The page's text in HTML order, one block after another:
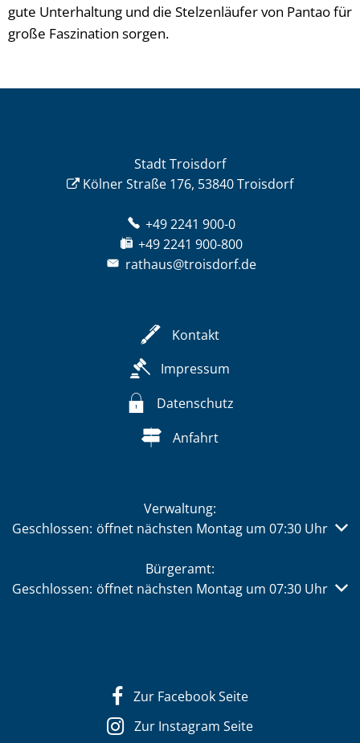
gute Unterhaltung und die Stelzenläufer von Pantao für
große Faszination sorgen.
Stadt Troisdorf
Kölner Straße 176, 53840 Troisdorf
+49 2241 900-0
+49 2241 900-800
rathaus@troisdorf.de
Kontakt
Impressum
Datenschutz
Anfahrt
Verwaltung:
Klicken, um weitere Öffnungs- oder Schließzeiten
Geschlossen: öffnet nächsten Montag um 07:30 Uhr
Bürgeramt:
Klicken, um weitere Öffnungs- oder Schließzeiten
Geschlossen: öffnet nächsten Montag um 07:30 Uhr
Zur Facebook Seite
Zur Instagram Seite